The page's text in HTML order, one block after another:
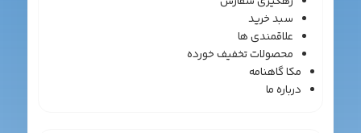
سبد خرید
علاقمندی ها
محصولات تخفیف خورده
مکا گاهنامه
درباره ما